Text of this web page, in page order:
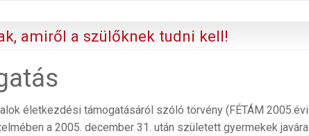
amiről a szülőknek tudni kell!
életkezdési támogatásáról szóló törvény (FÉTÁM 2005.évi
a 2005. december 31. után született gyermekek javára